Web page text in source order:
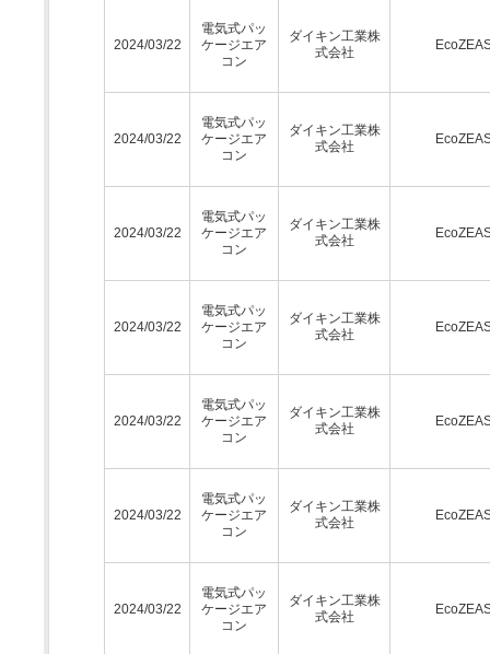
2024/03/22
電気式パッ
ケージエア
コン
ダイキン工業株
式会社
2024/03/22
電気式パッ
ケージエア
コン
ダイキン工業株
式会社
2024/03/22
電気式パッ
ケージエア
コン
ダイキン工業株
式会社
2024/03/22
電気式パッ
ケージエア
コン
ダイキン工業株
式会社
2024/03/22
電気式パッ
ケージエア
コン
ダイキン工業株
式会社
2024/03/22
電気式パッ
ケージエア
コン
ダイキン工業株
式会社
2024/03/22
電気式パッ
ケージエア
コン
ダイキン工業株
式会社